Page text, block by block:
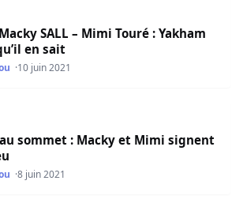
SALL – Mimi Touré : Yakham
en sait
10 juin 2021
sommet : Macky et Mimi signent
8 juin 2021